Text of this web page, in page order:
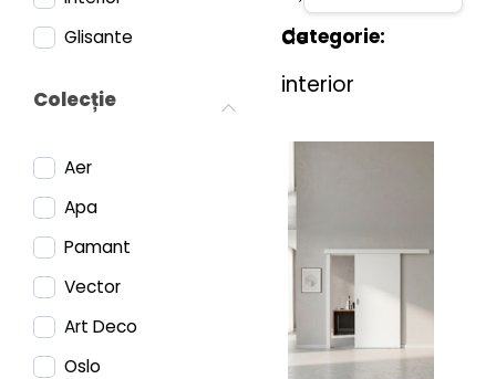
Glisante
Colecție
Aer
Apa
Pamant
Vector
Art Deco
Oslo
Categorie:
de
interior